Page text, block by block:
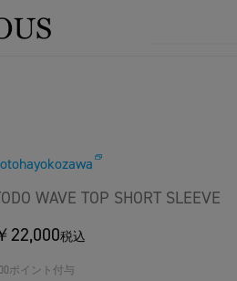
WAVE TOP SHORT SLEEVE
22,000税込
ポイント付与